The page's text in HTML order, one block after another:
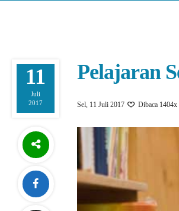
11
Juli
2017
Pelajaran
Sel, 11 Juli 2017 Dibaca 1404x